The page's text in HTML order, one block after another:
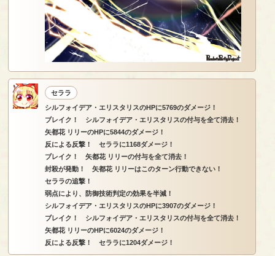
セララ
シルフォイデア・エリスタリスのHPに5769のダメージ！
ブレイク！ シルフォイデア・エリスタリスの付与を全て消去！
矢都花 リリーのHPに5844のダメージ！
反による反撃！ セララに1168ダメージ！
ブレイク！ 矢都花 リリーの付与を全て消去！
封殺が発動！ 矢都花 リリーはこのターン行動できない！
セララの追撃！
弱点により、防御技術判定の効果を半減！
シルフォイデア・エリスタリスのHPに3907のダメージ！
ブレイク！ シルフォイデア・エリスタリスの付与を全て消去！
矢都花 リリーのHPに6024のダメージ！
反による反撃！ セララに1204ダメージ！